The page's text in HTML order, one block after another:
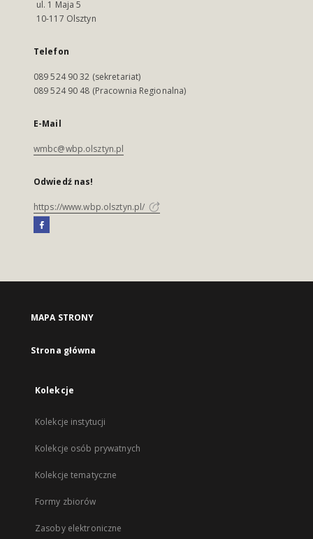
ul. 1 Maja 5
10-117 Olsztyn
Telefon
089 524 90 32 (sekretariat)
089 524 90 48 (Pracownia Regionalna)
E-Mail
wmbc@wbp.olsztyn.pl
Odwiedź nas!
https://www.wbp.olsztyn.pl/
MAPA STRONY
Strona główna
Kolekcje
Kolekcje instytucji
Kolekcje osób prywatnych
Kolekcje tematyczne
Formy zbiorów
Zasoby elektroniczne